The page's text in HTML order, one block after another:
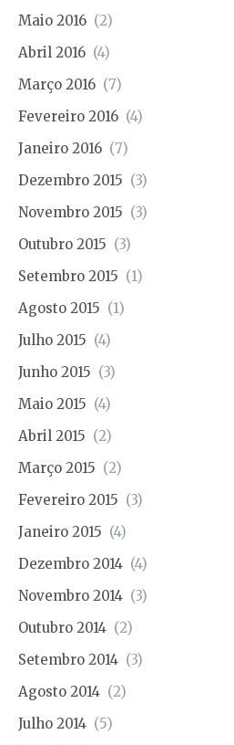
Maio 2016 (2)
Abril 2016 (4)
Março 2016 (7)
Fevereiro 2016 (4)
Janeiro 2016 (7)
Dezembro 2015 (3)
Novembro 2015 (3)
Outubro 2015 (3)
Setembro 2015 (1)
Agosto 2015 (1)
Julho 2015 (4)
Junho 2015 (3)
Maio 2015 (4)
Abril 2015 (2)
Março 2015 (2)
Fevereiro 2015 (3)
Janeiro 2015 (4)
Dezembro 2014 (4)
Novembro 2014 (3)
Outubro 2014 (2)
Setembro 2014 (3)
Agosto 2014 (2)
Julho 2014 (5)